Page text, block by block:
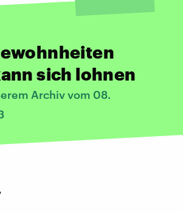
sich lohnen
Archiv vom 08.